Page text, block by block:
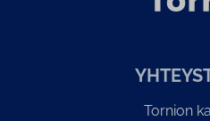
Tornion